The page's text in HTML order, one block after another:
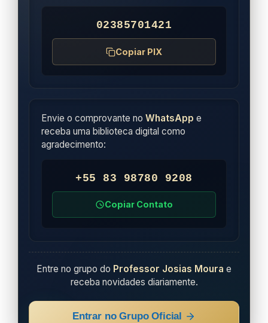
02385701421
Copiar PIX
Envie o comprovante noWhatsApp e
receba uma biblioteca digital como
agradecimento:
+55 83 98780 9208
Copiar Contato
Entre no grupo do Professor Josias Moura e
receba novidades diariamente.
Entrar no Grupo Oficial